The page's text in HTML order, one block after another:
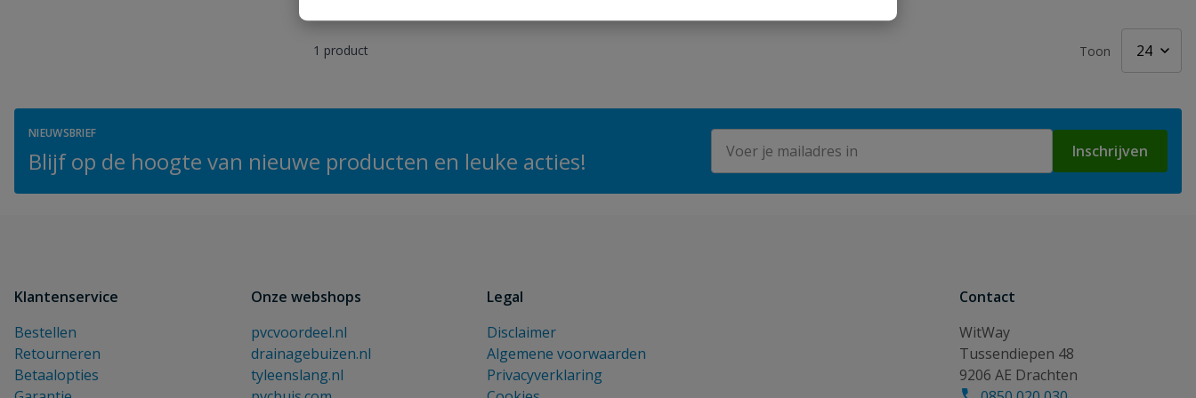
1 product Toon
NIEUWSBRIEF
Blijf op de hoogte van nieuwe producten en leuke acties!
E-mailadres
Inschrijven
Klantenservice
Bestellen
Retourneren
Betaalopties
Onze webshops
pvcvoordeel.nl
drainagebuizen.nl
tyleenslang.nl
Legal
Disclaimer
Algemene voorwaarden
Privacyverklaring
Contact
WitWay
Tussendiepen 48
9206 AE Drachten